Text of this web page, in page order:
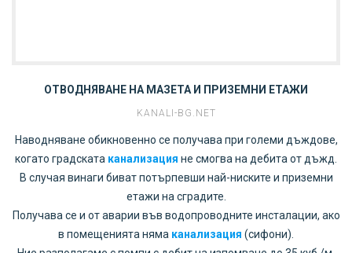
ОТВОДНЯВАНЕ НА МАЗЕТА И ПРИЗЕМНИ ЕТАЖИ
KANALI-BG.NET
Наводняване обикновенно се получава при големи дъждове,
когато градската канализация не смогва на дебита от дъжд.
В случая винаги биват потърпевши най-ниските и приземни
етажи на сградите.
Получава се и от аварии във водопроводните инсталации, ако
в помещенията няма канализация (сифони).